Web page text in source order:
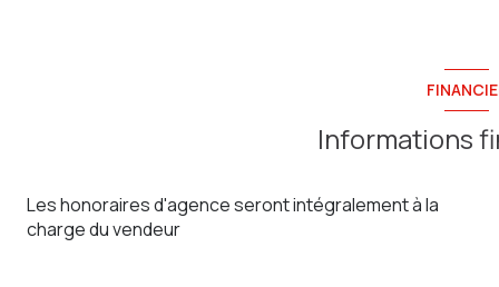
Informations
Les honoraires d'agence seront intégralement à la
charge du vendeur